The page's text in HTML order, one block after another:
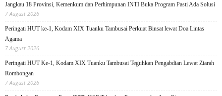
Jangkau 18 Provinsi, Kemenkum dan Perhimpunan INTI Buka Program Pasti Ada Solusi
7 August 2026
Peringati HUT ke-1, Kodam XIX Tuanku Tambusai Perkuat Binsat lewat Doa Lintas
Agama
7 August 2026
Peringati HUT Ke-1, Kodam XIX Tuanku Tambusai Teguhkan Pengabdian Lewat Ziarah
Rombongan
7 August 2026